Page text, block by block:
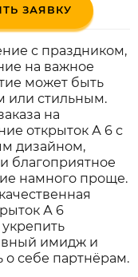
ЗАЯВКУ
с праздником,
на важное
может быть
или стильным.
на
открыток А 6 с
дизайном,
благоприятное
намного проще.
А 6
имидж и
о себе партнёрам.